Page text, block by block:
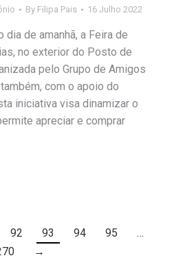
By Filipa Pais 16 Julho 2022
dia de amanhã, a Feira de
no exterior do Posto de
pelo Grupo de Amigos
com o apoio do
iniciativa visa dinamizar o
apreciar e comprar
92 93 94 95
…
→